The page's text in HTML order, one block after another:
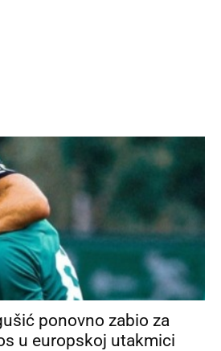
ponovno zabio za
u europskoj utakmici